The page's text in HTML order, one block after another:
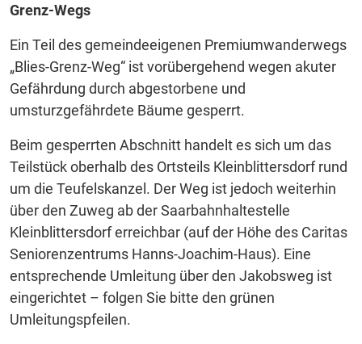
Grenz-Wegs
Ein Teil des gemeindeeigenen Premiumwanderwegs
„Blies-Grenz-Weg“ ist vorübergehend wegen akuter
Gefährdung durch abgestorbene und
umsturzgefährdete Bäume gesperrt.
Beim gesperrten Abschnitt handelt es sich um das
Teilstück oberhalb des Ortsteils Kleinblittersdorf rund
um die Teufelskanzel. Der Weg ist jedoch weiterhin
über den Zuweg ab der Saarbahnhaltestelle
Kleinblittersdorf erreichbar (auf der Höhe des Caritas
Seniorenzentrums Hanns-Joachim-Haus). Eine
entsprechende Umleitung über den Jakobsweg ist
eingerichtet – folgen Sie bitte den grünen
Umleitungspfeilen.